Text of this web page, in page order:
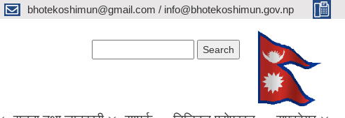
bhotekoshimun@gmail.com / info@bhotekoshimun.gov.np